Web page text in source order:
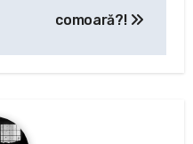
comoară?!